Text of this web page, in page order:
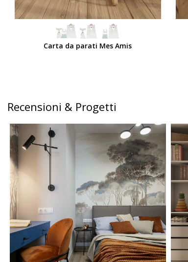
Carta da parati Mes Amis
Recensioni & Progetti